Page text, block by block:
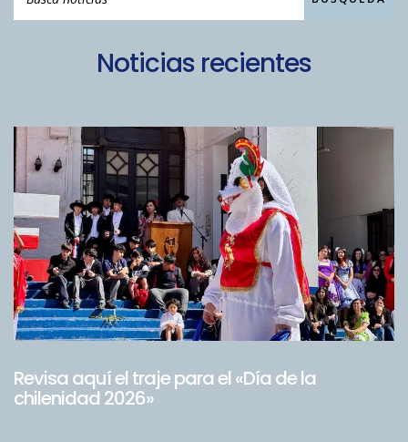
Noticias recientes
Revisa aquí el traje para el «Día de la
chilenidad 2026»